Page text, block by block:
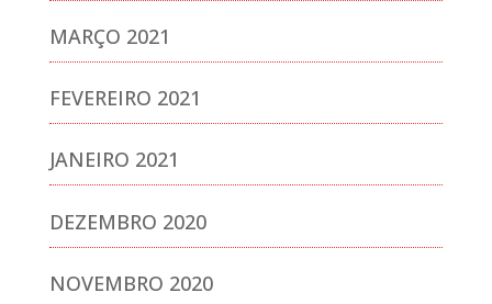
MARÇO 2021
FEVEREIRO 2021
JANEIRO 2021
DEZEMBRO 2020
NOVEMBRO 2020